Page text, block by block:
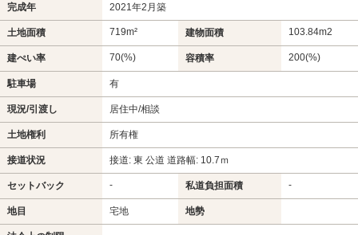
完成年 2021年2月築
土地面積 719m² 建物面積 103.84m2
建ぺい率 70(%) 容積率 200(%)
駐車場 有
現況/引渡し 居住中/相談
土地権利 所有権
接道状況 接道: 東 公道 道路幅: 10.7ｍ
セットバック - 私道負担面積 -
地目 宅地 地勢